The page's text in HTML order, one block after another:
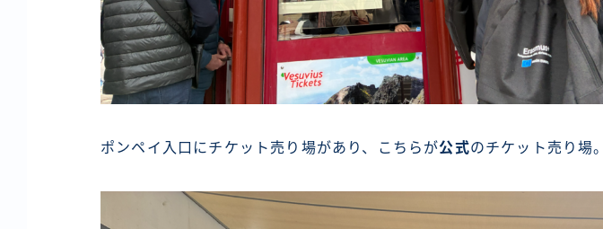
ポンペイ入口にチケット売り場があり、こちらが公式のチケット売り場。